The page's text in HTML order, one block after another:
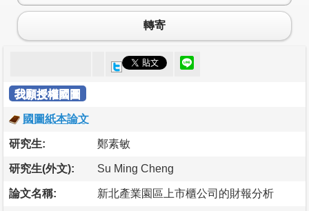
轉寄
我願授權國圖
國圖紙本論文
研究生: 鄭素敏
研究生(外文): Su Ming Cheng
論文名稱: 新北產業園區上市櫃公司的財報分析